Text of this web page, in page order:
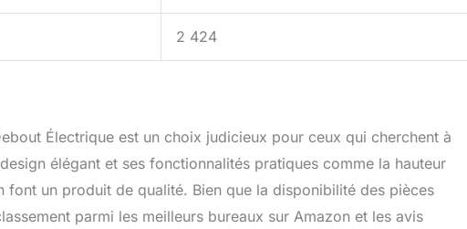
2 424
Électrique est un choix judicieux pour ceux qui cherchent à
élégant et ses fonctionnalités pratiques comme la hauteur
font un produit de qualité. Bien que la disponibilité des pièces
parmi les meilleurs bureaux sur Amazon et les avis